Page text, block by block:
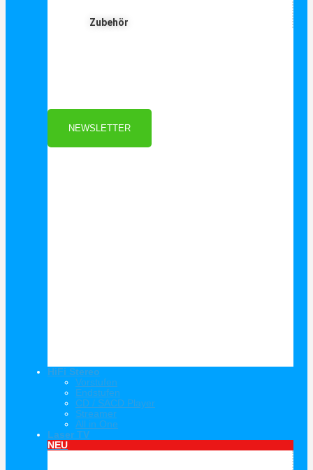
Zubehör
Als Danke schön für Ihre Anmeldung
NEWSLETTER
HiFi Stereo
Vorstufen
Endstufen
CD / SACD Player
Streamer
All in One
Laser TV
NEU